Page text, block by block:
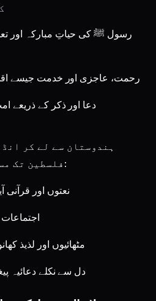
رسول ﷺ کی حیاتِ مبارکہ اور
رحمت، عاجزی اور خدمت جیسے
دعا اور ذکر کے ذریعے
ہندوستان سے لے کر
فلسطین تک مسلمان اسے مناتے ہیں:
نعتوں اور قرآنی
مٹھائیوں اور لذیذ
دل سے نکلے دعائیہ